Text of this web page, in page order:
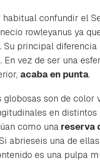
habitual confundir el
rowleyanus ya
Su principal diferencia
En vez de ser una
acaba en punta.
globosas son de color
en distintos
como una reserva
abrieseis una de
es una pulpa